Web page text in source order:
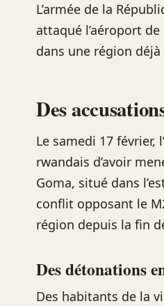
L’armée de la
attaqué l’aéroport
dans une région
Des
Le samedi 17 février,
rwandais d’avoir
Goma, situé dans
conflit opposant le
région depuis la fin
Des détonations
Des habitants de la